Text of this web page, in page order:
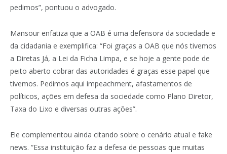
pedimos”, pontuou o advogado.
Mansour enfatiza que a OAB é uma defensora da sociedade e
da cidadania e exemplifica: “Foi graças a OAB que nós tivemos
a Diretas Já, a Lei da Ficha Limpa, e se hoje a gente pode de
peito aberto cobrar das autoridades é graças esse papel que
tivemos. Pedimos aqui impeachment, afastamentos de
políticos, ações em defesa da sociedade como Plano Diretor,
Taxa do Lixo e diversas outras ações”.
Ele complementou ainda citando sobre o cenário atual e fake
news. “Essa instituição faz a defesa de pessoas que muitas